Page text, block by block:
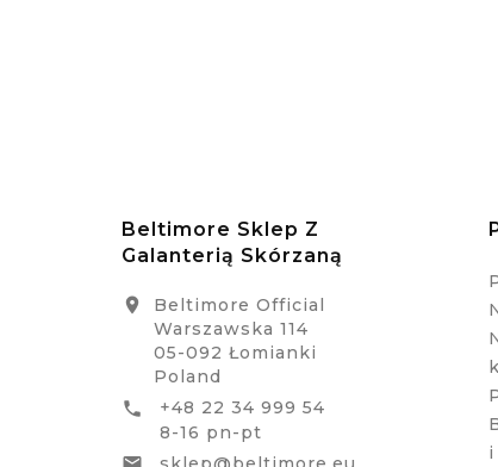
Beltimore Sklep Z
Galanterią Skórzaną

Beltimore Official
Warszawska 114
05-092 Łomianki
Poland

+48 22 34 999 54
8-16 pn-pt
i